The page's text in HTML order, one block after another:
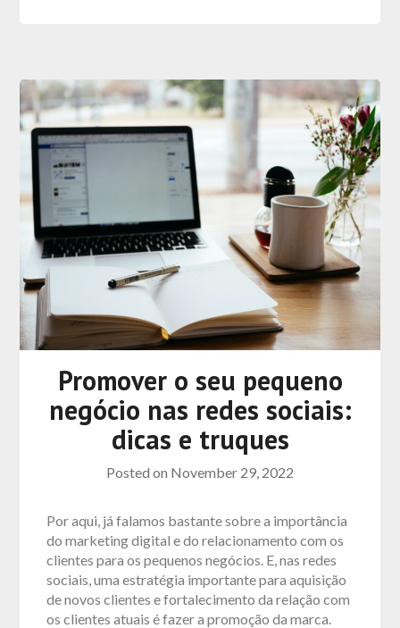
Promover o seu pequeno
negócio nas redes sociais:
dicas e truques
Posted on November 29, 2022
Por aqui, já falamos bastante sobre a importância
do marketing digital e do relacionamento com os
clientes para os pequenos negócios. E, nas redes
sociais, uma estratégia importante para aquisição
de novos clientes e fortalecimento da relação com
os clientes atuais é fazer a promoção da marca.